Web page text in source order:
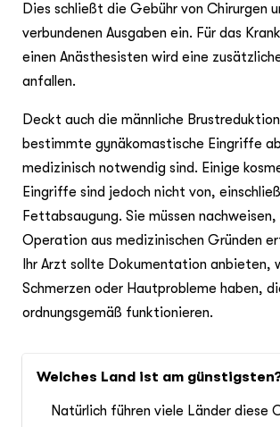
Dies schließt die Gebühr von Chirurgen
verbundenen Ausgaben ein. Für das
einen Anästhesisten wird eine
anfallen.
Deckt auch die männliche
bestimmte gynäkomastische Eingriffe
medizinisch notwendig sind. Einige
Eingriffe sind jedoch nicht von,
Fettabsaugung. Sie müssen nachweisen,
Operation aus medizinischen Gründen
Ihr Arzt sollte Dokumentation anbieten,
Schmerzen oder Hautprobleme haben,
ordnungsgemäß funktionieren.
Welches Land ist am
Natürlich führen viele Länder diese